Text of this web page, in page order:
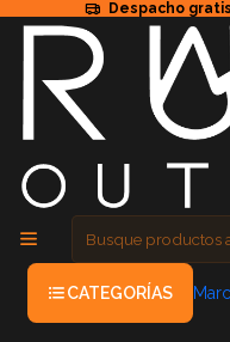
Despacho
CATEGORÍAS